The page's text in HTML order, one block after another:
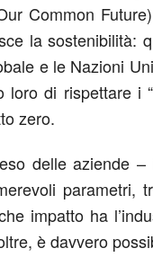
Common
la sostenibilità:
e le Nazioni
loro di rispettare i
zero.
delle aziende –
parametri,
impatto ha
è davvero